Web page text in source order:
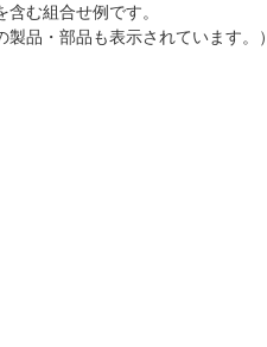
む組合せ例です。
製品・部品も表示されています。）